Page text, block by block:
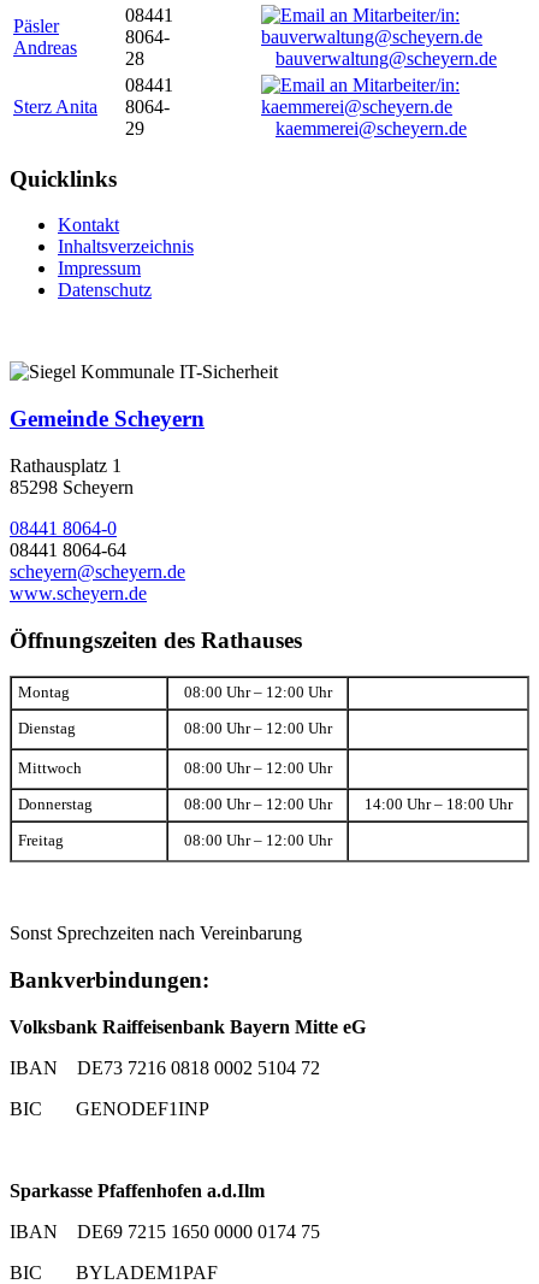
Päsler
Andreas
08441
8064-
28
bauverwaltung@scheyern.de
Sterz Anita
08441
8064-
29
kaemmerei@scheyern.de
Quicklinks
Kontakt
Inhaltsverzeichnis
Impressum
Datenschutz
Gemeinde Scheyern
Rathausplatz 1
85298 Scheyern
08441 8064-0
08441 8064-64
scheyern@scheyern.de
www.scheyern.de
Öffnungszeiten des Rathauses
Montag 08:00 Uhr – 12:00 Uhr
Dienstag 08:00 Uhr – 12:00 Uhr
Mittwoch 08:00 Uhr – 12:00 Uhr
Donnerstag 08:00 Uhr – 12:00 Uhr 14:00 Uhr – 18:00 Uhr
Freitag 08:00 Uhr – 12:00 Uhr
Sonst Sprechzeiten nach Vereinbarung
Bankverbindungen:
Volksbank Raiffeisenbank Bayern Mitte eG
IBAN DE73 7216 0818 0002 5104 72
BIC GENODEF1INP
Sparkasse Pfaffenhofen a.d.Ilm
IBAN DE69 7215 1650 0000 0174 75
BIC BYLADEM1PAF